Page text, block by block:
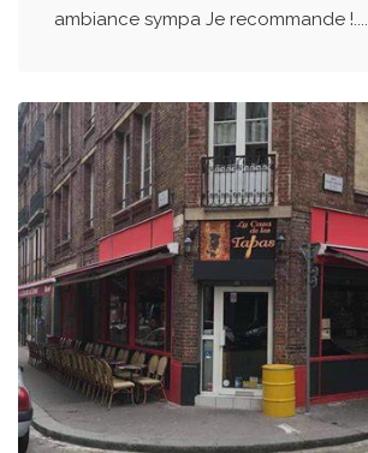
ambiance sympa Je recommande !....